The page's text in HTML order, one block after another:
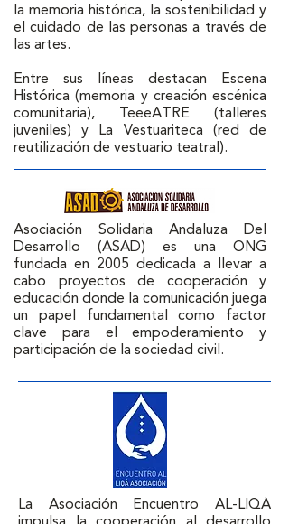
la memoria histórica, la sostenibilidad y
el cuidado de las personas a través de
las artes.
Entre sus líneas destacan Escena
Histórica (memoria y creación escénica
comunitaria), TeeeATRE (talleres
juveniles) y La Vestuariteca (red de
reutilización de vestuario teatral).
Asociación Solidaria Andaluza Del
Desarrollo (ASAD) es una ONG
fundada en 2005 dedicada a llevar a
cabo proyectos de cooperación y
educación donde la comunicación juega
un papel fundamental como factor
clave para el empoderamiento y
participación de la sociedad civil.
La Asociación Encuentro AL-LIQÁ